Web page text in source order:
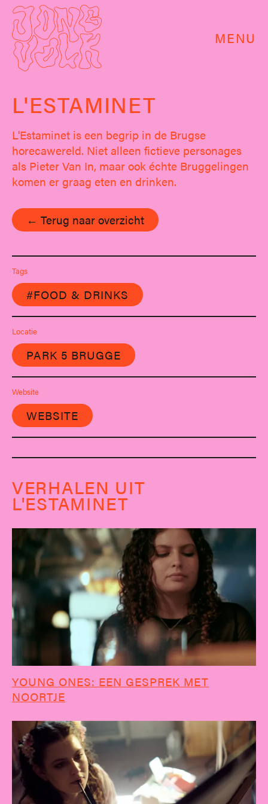
MENU
L'ESTAMINET
L'Estaminet is een begrip in de Brugse
horecawereld. Niet alleen fictieve personages
als Pieter Van In, maar ook échte Bruggelingen
komen er graag eten en drinken.
← Terug naar overzicht
Tags
#FOOD & DRINKS
Locatie
PARK 5 BRUGGE
Website
WEBSITE
VERHALEN UIT
L'ESTAMINET
YOUNG ONES: EEN GESPREK MET
NOORTJE